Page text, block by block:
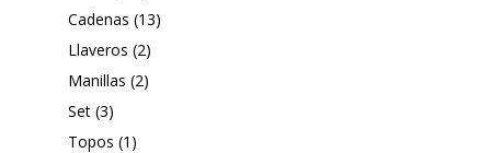
Cadenas (13)
Llaveros (2)
Manillas (2)
Set (3)
Topos (1)